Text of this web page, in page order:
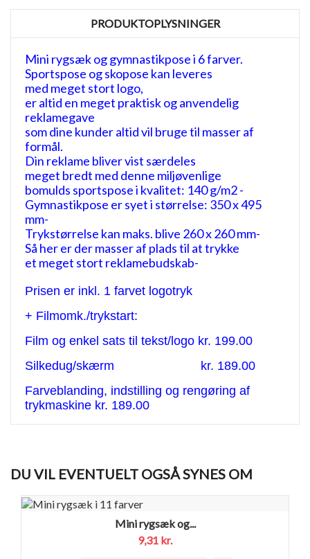
PRODUKTOPLYSNINGER
Mini rygsæk og gymnastikpose i 6 farver.
Sportspose og skopose kan leveres
med meget stort logo,
er altid en meget praktisk og anvendelig
reklamegave
som dine kunder altid vil bruge til masser af
formål.
Din reklame bliver vist særdeles
meget bredt med denne miljøvenlige
bomulds sportspose i kvalitet: 140 g/m2 -
Gymnastikpose er syet i størrelse: 350 x 495
mm-
Trykstørrelse kan maks. blive 260 x 260 mm-
Så her er der masser af plads til at trykke
et meget stort reklamebudskab-
Prisen er inkl. 1 farvet logotryk
+ Filmomk./trykstart:
Film og enkel sats til tekst/logo kr. 199.00
Silkedug/skærm kr. 189.00
Farveblanding, indstilling og rengøring af
trykmaskine kr. 189.00
DU VIL EVENTUELT OGSÅ SYNES OM
Mini rygsæk og...
9,31 kr.